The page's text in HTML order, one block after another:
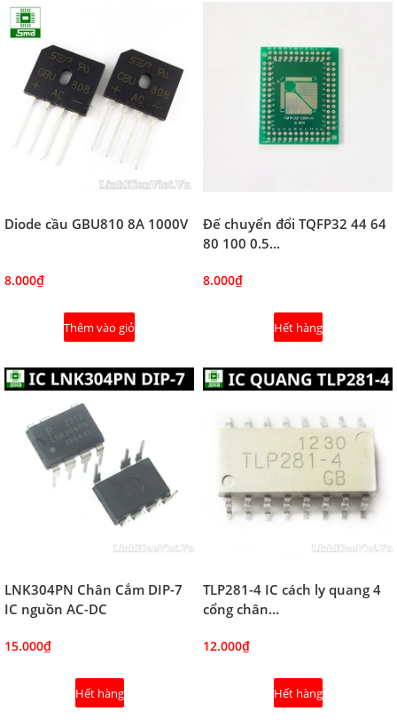
Diode cầu GBU810 8A 1000V
8.000₫
Thêm vào giỏ
Đế chuyển đổi TQFP32 44 64
80 100 0.5...
8.000₫
Hết hàng
LNK304PN Chân Cắm DIP-7
IC nguồn AC-DC
15.000₫
Hết hàng
TLP281-4 IC cách ly quang 4
cổng chân...
12.000₫
Hết hàng